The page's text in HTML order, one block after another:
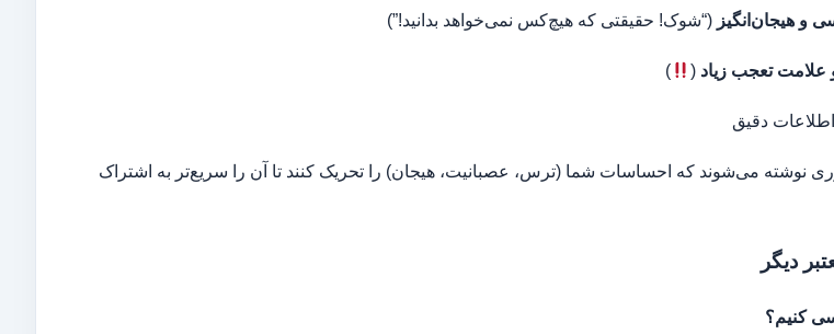
و هیجان‌انگیز (“شوک! حقیقتی که هیچ‌کس نمی‌خواهد بدانید!”)
تعجب زیاد (
)
اطلاعات دقیق
نوشته می‌شوند که احساسات شما (ترس، عصبانیت، هیجان) را تحریک کنند تا آن را سریع‌تر به اشتراک
کنیم؟